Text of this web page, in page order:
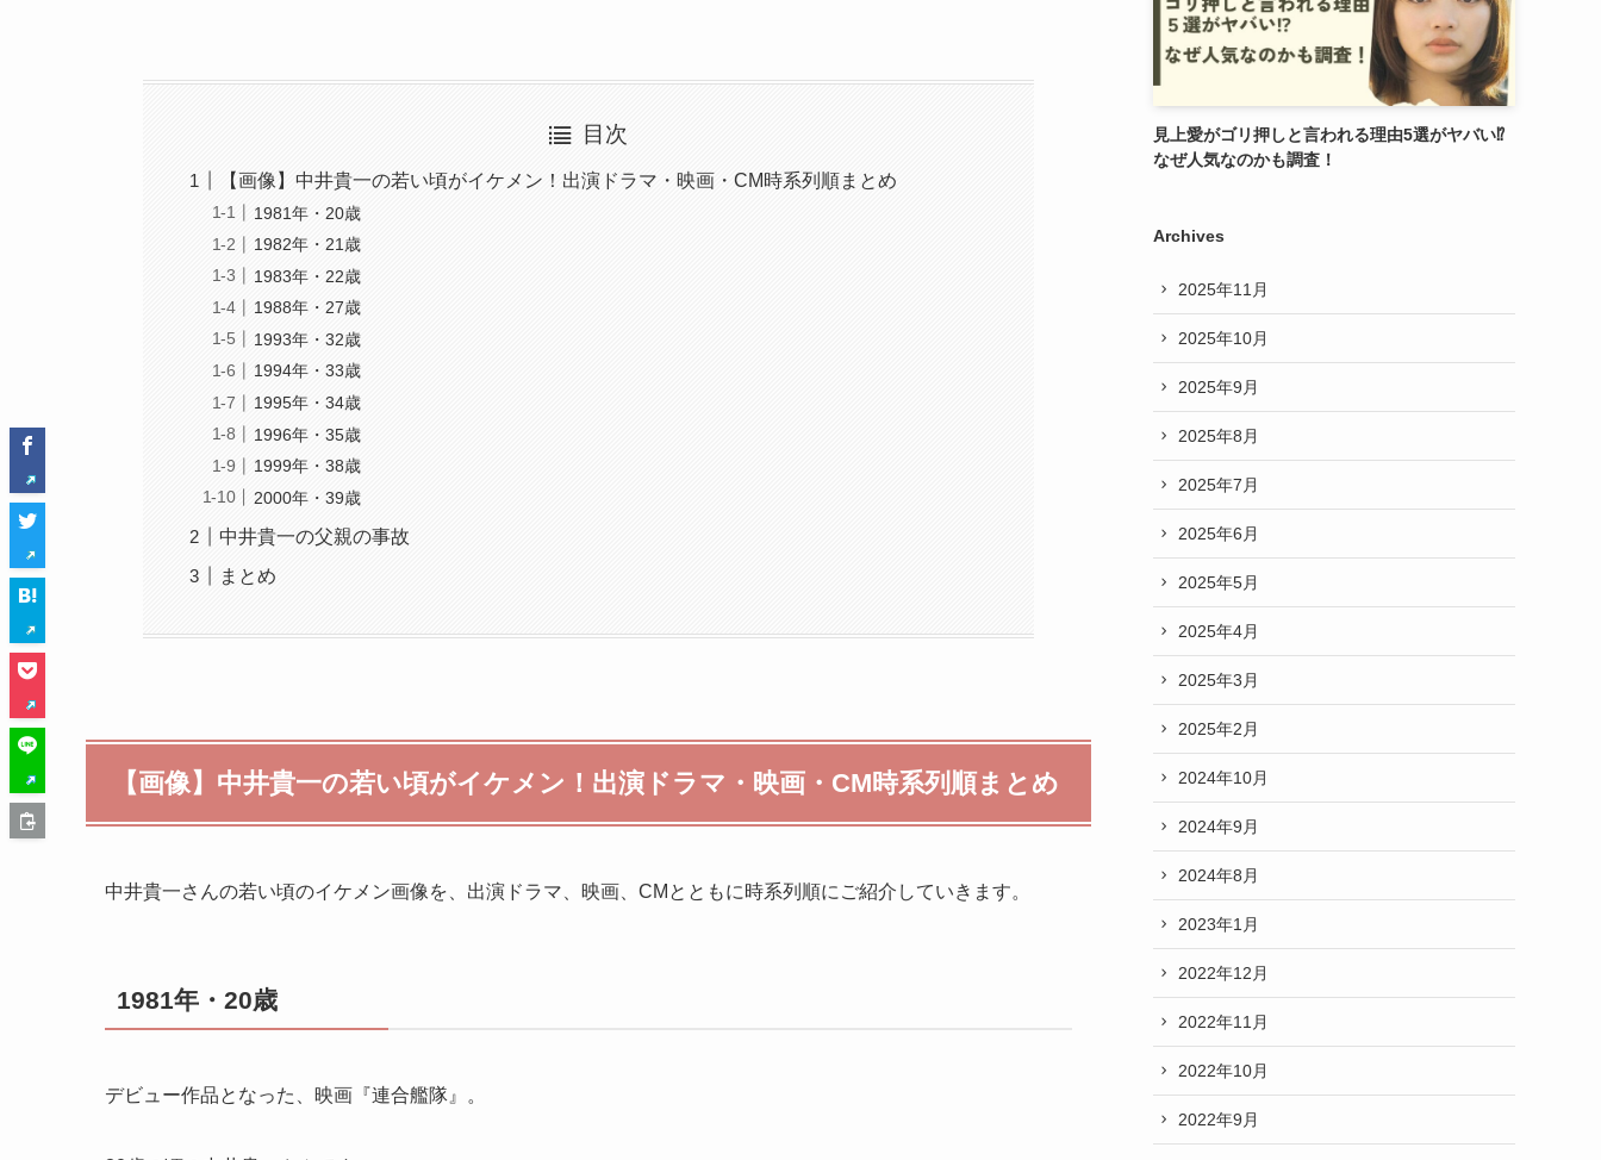
目次
【画像】中井貴一の若い頃がイケメン！出演ドラマ・映画・CM時系列順まとめ
1981年・20歳
1982年・21歳
1983年・22歳
1988年・27歳
1993年・32歳
1994年・33歳
1995年・34歳
1996年・35歳
1999年・38歳
2000年・39歳
中井貴一の父親の事故
まとめ
【画像】中井貴一の若い頃がイケメン！出演ドラマ・映画・CM時系列順まとめ
中井貴一さんの若い頃のイケメン画像を、出演ドラマ、映画、CMとともに時系列順にご紹介していきます。
1981年・20歳
デビュー作品となった、映画『連合艦隊』。
見上愛がゴリ押しと言われる理由5選がヤバい⁉︎
なぜ人気なのかも調査！
Archives
2025年11月
2025年10月
2025年9月
2025年8月
2025年7月
2025年6月
2025年5月
2025年4月
2025年3月
2025年2月
2024年10月
2024年9月
2024年8月
2023年1月
2022年12月
2022年11月
2022年10月
2022年9月